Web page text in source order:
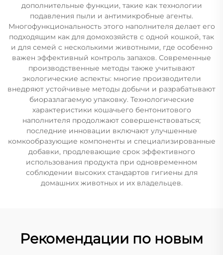
дополнительные функции, такие как технологии
подавления пыли и антимикробные агенты.
Многофункциональность этого наполнителя делает его
подходящим как для домохозяйств с одной кошкой, так
и для семей с несколькими животными, где особенно
важен эффективный контроль запахов. Современные
производственные методы также учитывают
экологические аспекты: многие производители
внедряют устойчивые методы добычи и разрабатывают
биоразлагаемую упаковку. Технологические
характеристики кошачьего бентонитового
наполнителя продолжают совершенствоваться;
последние инновации включают улучшенные
комкообразующие компоненты и специализированные
добавки, продлевающие срок эффективного
использования продукта при одновременном
соблюдении высоких стандартов гигиены для
домашних животных и их владельцев.
Рекомендации по новым